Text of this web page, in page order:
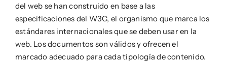
del web se han construido en base a las
especificaciones del W3C, el organismo que marca los
estándares internacionales que se deben usar en la
web. Los documentos son válidos y ofrecen el
marcado adecuado para cada tipología de contenido.